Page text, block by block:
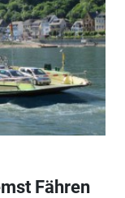
Fähren